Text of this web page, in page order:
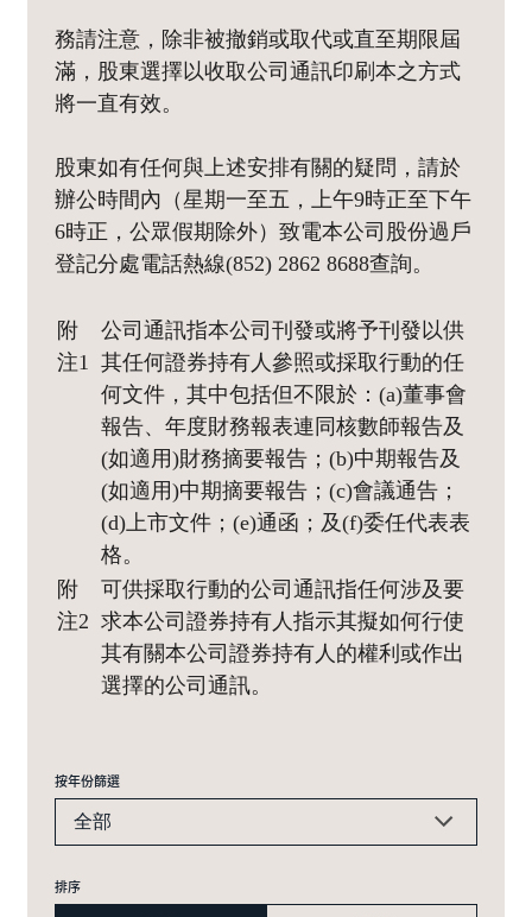
務請注意，除非被撤銷或取代或直至期限屆
滿，股東選擇以收取公司通訊印刷本之方式
將一直有效。
股東如有任何與上述安排有關的疑問，請於
辦公時間內（星期一至五，上午9時正至下午
6時正，公眾假期除外）致電本公司股份過戶
登記分處電話熱線(852) 2862 8688查詢。
附
注1
公司通訊指本公司刊發或將予刊發以供
其任何證券持有人參照或採取行動的任
何文件，其中包括但不限於：(a)董事會
報告、年度財務報表連同核數師報告及
(如適用)財務摘要報告；(b)中期報告及
(如適用)中期摘要報告；(c)會議通告；
(d)上市文件；(e)通函；及(f)委任代表表
格。
附
注2
可供採取行動的公司通訊指任何涉及要
求本公司證券持有人指示其擬如何行使
其有關本公司證券持有人的權利或作出
選擇的公司通訊。
按年份篩選
全部
排序